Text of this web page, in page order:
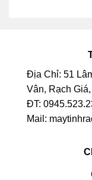
Địa Chỉ: 51
Vân, Rạch
ĐT:
Mail: